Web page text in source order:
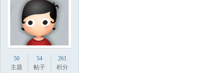
50
主题
54
帖子
261
积分